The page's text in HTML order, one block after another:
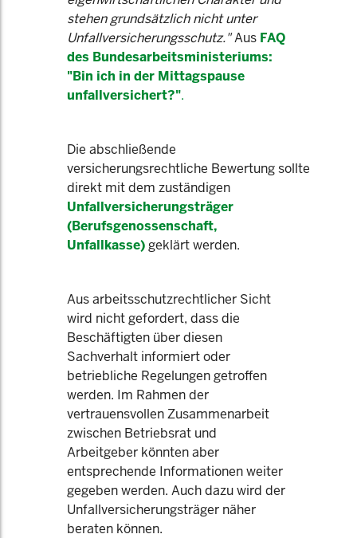
stehen grundsätzlich nicht unter
Unfallversicherungsschutz."Aus FAQ
des Bundesarbeitsministeriums:
"Bin ich in der Mittagspause
unfallversichert?".
Die abschließende
versicherungsrechtliche Bewertung sollte
direkt mit dem zuständigen
Unfallversicherungsträger
(Berufsgenossenschaft,
Unfallkasse)geklärt werden.
Aus arbeitsschutzrechtlicher Sicht
wird nicht gefordert, dass die
Beschäftigten über diesen
Sachverhalt informiert oder
betriebliche Regelungen getroffen
werden. Im Rahmen der
vertrauensvollen Zusammenarbeit
zwischen Betriebsrat und
Arbeitgeber könnten aber
entsprechende Informationen weiter
gegeben werden. Auch dazu wird der
Unfallversicherungsträger näher
beraten können.